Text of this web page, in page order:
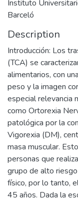
Instituto
Barceló
Description
Introducción: Los
(TCA) se
alimentarios, con
peso y la imagen
especial relevancia
como Ortorexia
patológica por la
Vigorexia (DM),
masa muscular.
personas que
grupo de alto
físico, por lo tanto,
45 años. Dada la